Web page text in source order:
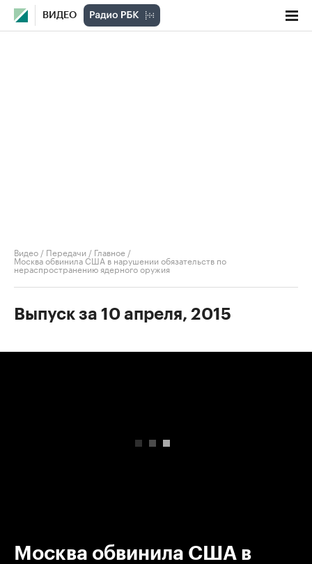
ВИДЕО
Видео / Передачи / Главное /
Москва обвинила США в нарушении обязательств по
нераспространению ядерного оружия
Выпуск за 10 апреля, 2015
Москва обвинила США в